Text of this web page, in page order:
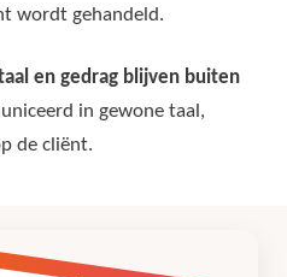
wordt gehandeld.
en gedrag blijven buiten
in gewone taal,
de cliënt.